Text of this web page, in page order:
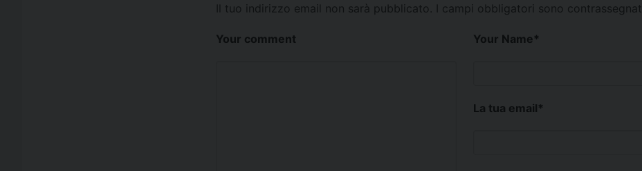
Il tuo indirizzo email non sarà pubblicato. I campi obbligatori sono contrassegnati
Your comment Your Name*
La tua email*